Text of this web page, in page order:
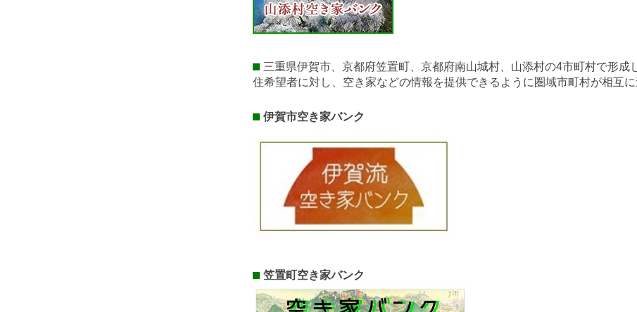
三重県伊賀市、京都府笠置町、京都府南山城村、山添村の4市町村で形
住希望者に対し、空き家などの情報を提供できるように圏域市町村が相互に
伊賀市空き家バンク
笠置町空き家バンク